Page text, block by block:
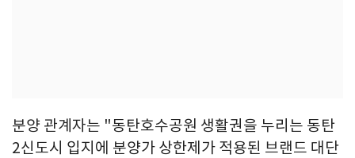
분양 관계자는 "동탄호수공원 생활권을 누리는 동탄
2신도시 입지에 분양가 상한제가 적용된 브랜드 대단